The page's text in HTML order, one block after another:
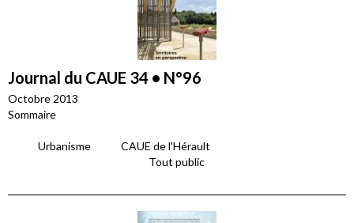
Journal du CAUE 34 • N°96
Octobre 2013
Sommaire
Urbanisme
CAUE de l'Hérault
Tout public